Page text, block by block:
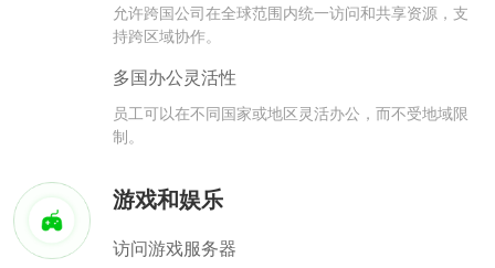
允许跨国公司在全球范围内统一访问和共享资源，支
持跨区域协作。
多国办公灵活性
员工可以在不同国家或地区灵活办公，而不受地域限
制。
游戏和娱乐
访问游戏服务器